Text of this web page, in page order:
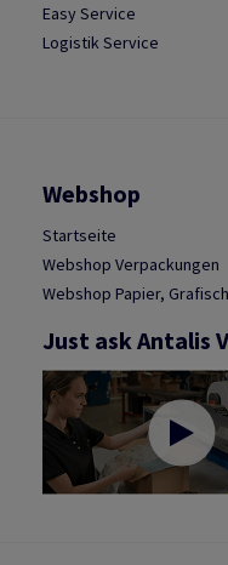
Easy Service
Logistik Service
Webshop
Startseite
Webshop Verpackungen
Webshop Papier,
Just ask Antalis